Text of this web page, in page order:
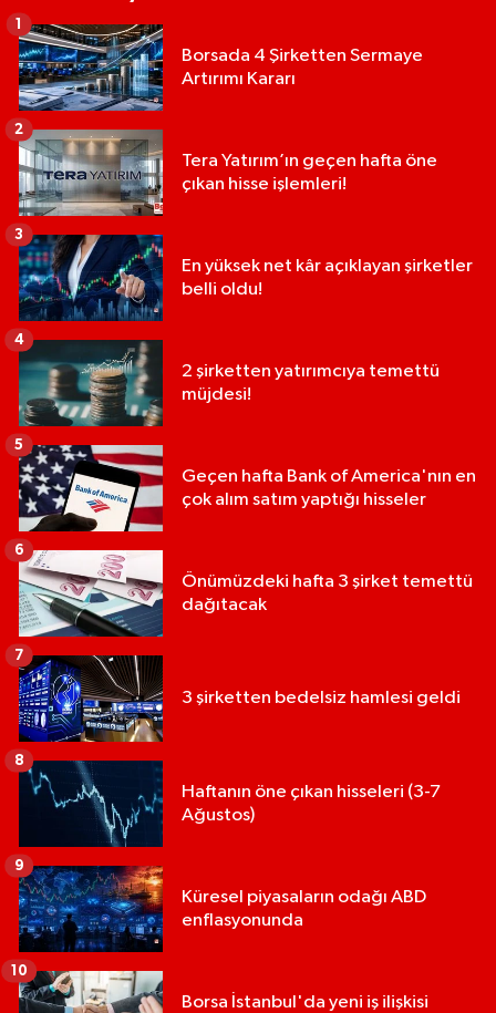
Borsada 4 Şirketten Sermaye
Artırımı Kararı
1
Tera Yatırım’ın geçen hafta öne
çıkan hisse işlemleri!
2
En yüksek net kâr açıklayan şirketler
belli oldu!
3
2 şirketten yatırımcıya temettü
müjdesi!
4
Geçen hafta Bank of America'nın en
çok alım satım yaptığı hisseler
5
Önümüzdeki hafta 3 şirket temettü
dağıtacak
6
3 şirketten bedelsiz hamlesi geldi
7
Haftanın öne çıkan hisseleri (3-7
Ağustos)
8
Küresel piyasaların odağı ABD
enflasyonunda
9
Borsa İstanbul'da yeni iş ilişkisi
10